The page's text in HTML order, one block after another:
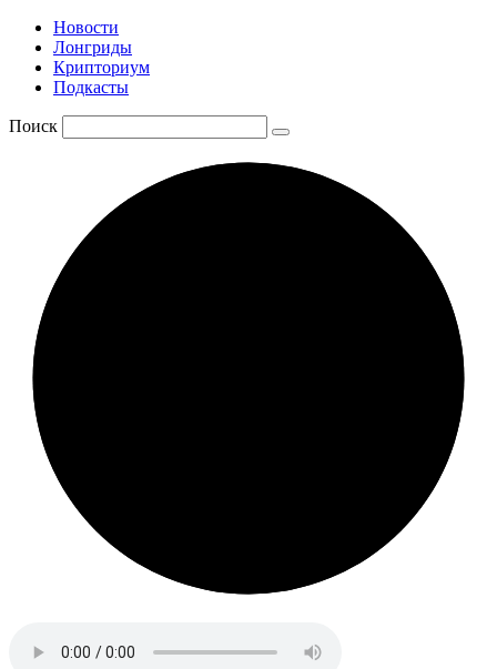
Новости
Лонгриды
Крипториум
Подкасты
Поиск